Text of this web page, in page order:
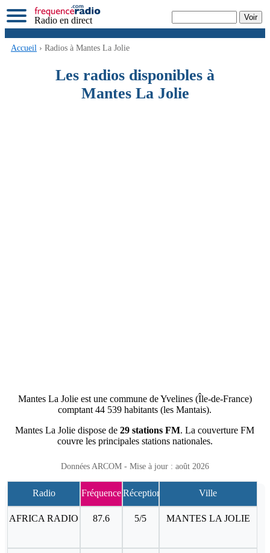
Radio en direct
Accueil › Radios à Mantes La Jolie
Les radios disponibles à
Mantes La Jolie
Mantes La Jolie est une commune de Yvelines (Île-de-France)
comptant 44 539 habitants (les Mantais).
Mantes La Jolie dispose de29 stations FM. La couverture FM
couvre les principales stations nationales.
Données ARCOM - Mise à jour : août 2026
Radio FréquenceRéception Ville
AFRICA RADIO 87.6 5/5 MANTES LA JOLIE